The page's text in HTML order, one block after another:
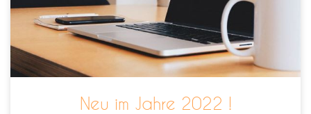
Neu im Jahre 2022 !